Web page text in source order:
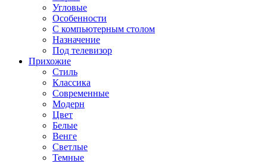
Угловые
Особенности
С компьютерным столом
Назначение
Под телевизор
Прихожие
Стиль
Классика
Современные
Модерн
Цвет
Белые
Венге
Светлые
Темные